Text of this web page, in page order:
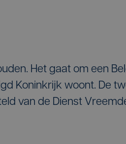
Het gaat om een
Koninkrijk woont. De
van de Dienst